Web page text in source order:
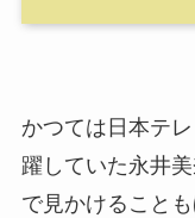
かつては日本テ
躍していた永井
で見かけること